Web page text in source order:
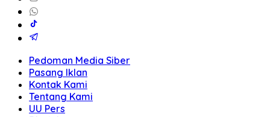
Pedoman Media Siber
Pasang Iklan
Kontak Kami
Tentang Kami
UU Pers